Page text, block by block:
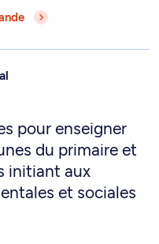
pour enseigner
du primaire et
initiant aux
et sociales